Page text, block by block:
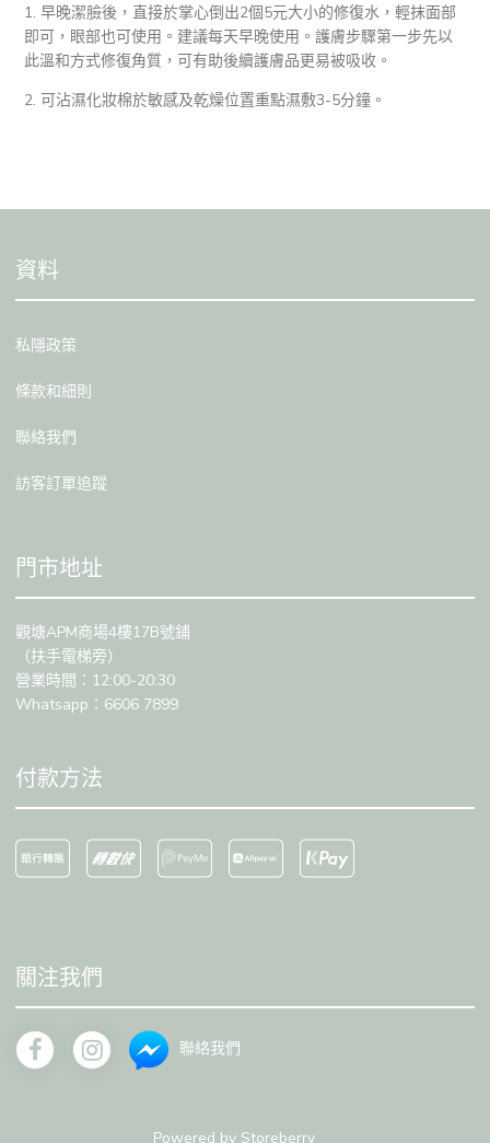
1. 早晚潔臉後，直接於掌心倒出2個5元大小的修復水，輕抹面部
即可，眼部也可使用。建議每天早晚使用。護膚步驟第一步先以
此溫和方式修復角質，可有助後續護膚品更易被吸收。
2. 可沾濕化妝棉於敏感及乾燥位置重點濕敷3-5分鐘。
資料
私隱政策
條款和細則
聯絡我們
訪客訂單追蹤
門市地址
觀塘APM商場4樓17B號鋪
（扶手電梯旁）
營業時間：12:00-20:30
Whatsapp：6606 7899
付款方法
關注我們
聯絡我們
Powered by Storeberry